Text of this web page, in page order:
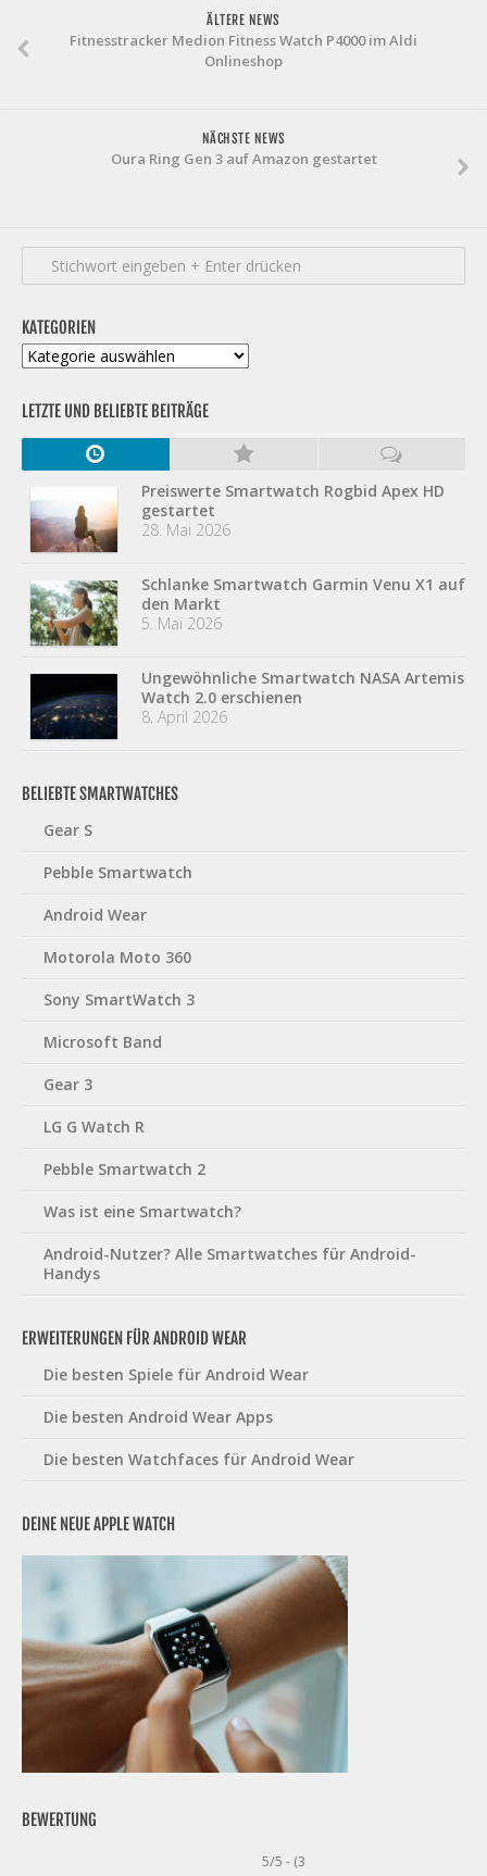
ÄLTERE NEWS
Fitnesstracker Medion Fitness Watch P4000 im Aldi
Onlineshop
NÄCHSTE NEWS
Oura Ring Gen 3 auf Amazon gestartet
KATEGORIEN
Kategorien
LETZTE UND BELIEBTE BEITRÄGE
Preiswerte Smartwatch Rogbid Apex HD
gestartet
28. Mai 2026
Schlanke Smartwatch Garmin Venu X1 auf
den Markt
5. Mai 2026
Ungewöhnliche Smartwatch NASA Artemis
Watch 2.0 erschienen
8. April 2026
BELIEBTE SMARTWATCHES
Gear S
Pebble Smartwatch
Android Wear
Motorola Moto 360
Sony SmartWatch 3
Microsoft Band
Gear 3
LG G Watch R
Pebble Smartwatch 2
Was ist eine Smartwatch?
Android-Nutzer? Alle Smartwatches für Android-
Handys
ERWEITERUNGEN FÜR ANDROID WEAR
Die besten Spiele für Android Wear
Die besten Android Wear Apps
Die besten Watchfaces für Android Wear
DEINE NEUE APPLE WATCH
BEWERTUNG
5/5 - (3